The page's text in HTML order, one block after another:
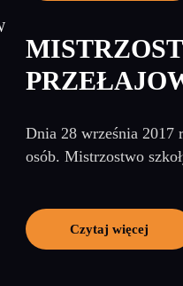
Dnia 28 września 2017
osób. Mistrzostwo
Czytaj więcej